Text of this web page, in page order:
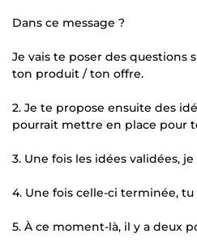
Dans ce message ?
Je vais te poser des questions
ton produit / ton offre.
2. Je te propose ensuite des
pourrait mettre en place pour
3. Une fois les idées validées,
4. Une fois celle-ci terminée,
5. À ce moment-là, il y a deux